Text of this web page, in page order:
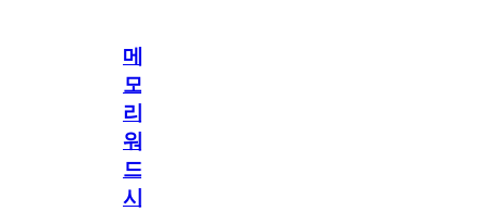
메
모
리
워
드
시